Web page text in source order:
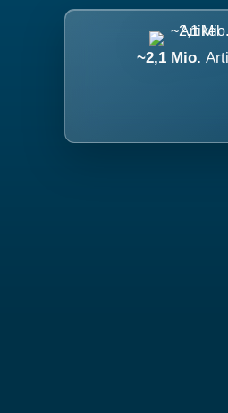
~2,1 Mio.